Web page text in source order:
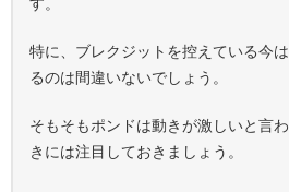
す。
特に、ブレクジットを控えている今
るのは間違いないでしょう。
そもそもポンドは動きが激しいと言
きには注目しておきましょう。